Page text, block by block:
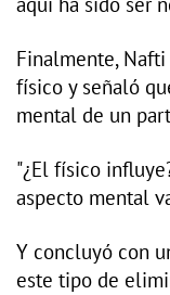
Finalmente,
físico y señaló
mental de un
"¿El físico
aspecto mental
Y concluyó con
este tipo de